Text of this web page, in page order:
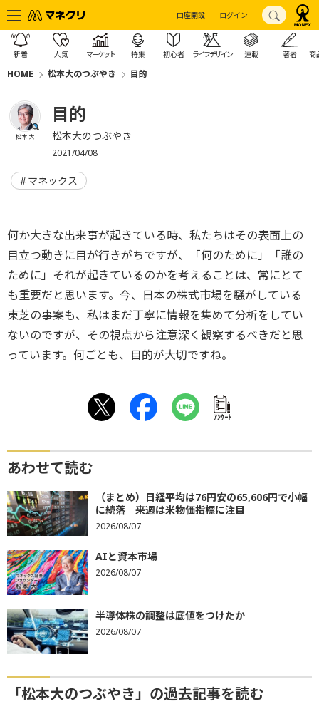
口座開設 ログイン
新着 人気 マーケット 特集 初心者 ライフデザイン 連載 著者 商
HOME 松本大のつぶやき 目的
松本 大
目的
松本大のつぶやき
2021/04/08
マネックス
何か大きな出来事が起きている時、私たちはその表面上の
目立つ動きに目が行きがちですが、「何のために」「誰の
ために」それが起きているのかを考えることは、常にとて
も重要だと思います。今、日本の株式市場を騒がしている
東芝の事案も、私はまだ丁寧に情報を集めて分析をしてい
ないのですが、その視点から注意深く観察するべきだと思
っています。何ごとも、目的が大切ですね。
ｱﾝｹｰﾄ
あわせて読む
（まとめ）日経平均は76円安の65,606円で小幅
に続落 来週は米物価指標に注目
2026/08/07
AIと資本市場
2026/08/07
半導体株の調整は底値をつけたか
2026/08/07
「松本大のつぶやき」の過去記事を読む